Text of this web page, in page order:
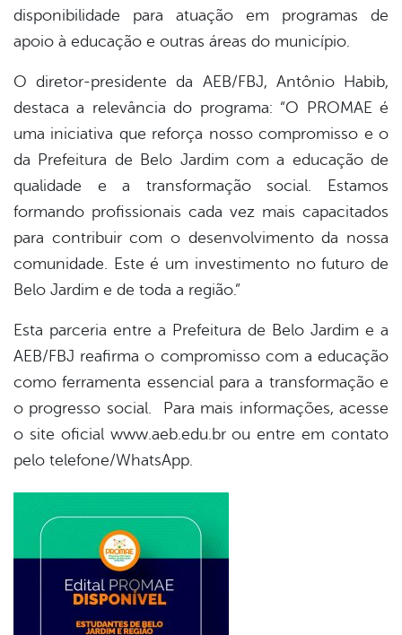
disponibilidade para atuação em programas de
apoio à educação e outras áreas do município.
O diretor-presidente da AEB/FBJ, Antônio Habib,
destaca a relevância do programa: “O PROMAE é
uma iniciativa que reforça nosso compromisso e o
da Prefeitura de Belo Jardim com a educação de
qualidade e a transformação social. Estamos
formando profissionais cada vez mais capacitados
para contribuir com o desenvolvimento da nossa
comunidade. Este é um investimento no futuro de
Belo Jardim e de toda a região.”
Esta parceria entre a Prefeitura de Belo Jardim e a
AEB/FBJ reafirma o compromisso com a educação
como ferramenta essencial para a transformação e
o progresso social. Para mais informações, acesse
o site oficial www.aeb.edu.br ou entre em contato
pelo telefone/WhatsApp.